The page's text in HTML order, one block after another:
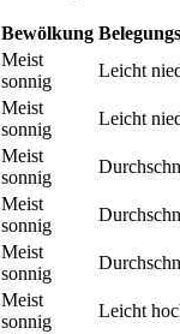
Bewölkung
Meist
sonnig
Leicht
Meist
sonnig
Leicht
Meist
sonnig
Meist
sonnig
Meist
sonnig
Meist
sonnig
Leicht